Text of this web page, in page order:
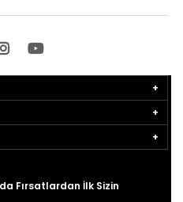
Fırsatlardan İlk Sizin